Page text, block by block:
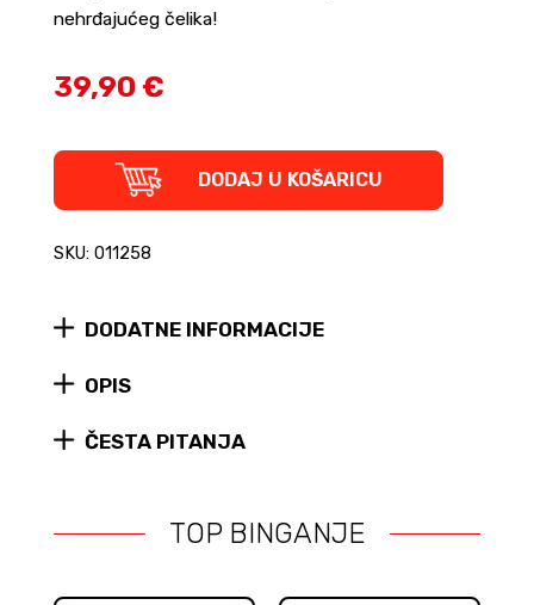
nehrđajućeg čelika!
39,90 €
Assassins
-
quantity
DODAJ U KOŠARICU
SKU: 011258
DODATNE INFORMACIJE
OPIS
ČESTA PITANJA
TOP BINGANJE